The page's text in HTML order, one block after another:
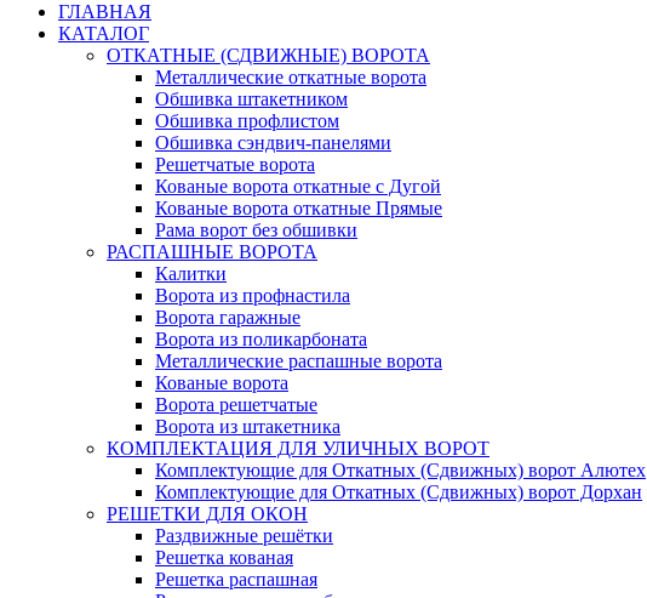
ГЛАВНАЯ
КАТАЛОГ
ОТКАТНЫЕ (СДВИЖНЫЕ) ВОРОТА
Металлические откатные ворота
Обшивка штакетником
Обшивка профлистом
Обшивка сэндвич-панелями
Решетчатые ворота
Кованые ворота откатные с Дугой
Кованые ворота откатные Прямые
Рама ворот без обшивки
РАСПАШНЫЕ ВОРОТА
Калитки
Ворота из профнастила
Ворота гаражные
Ворота из поликарбоната
Металлические распашные ворота
Кованые ворота
Ворота решетчатые
Ворота из штакетника
КОМПЛЕКТАЦИЯ ДЛЯ УЛИЧНЫХ ВОРОТ
Комплектующие для Откатных (Сдвижных) ворот Алютех
Комплектующие для Откатных (Сдвижных) ворот Дорхан
РЕШЕТКИ ДЛЯ ОКОН
Раздвижные решётки
Решетка кованая
Решетка распашная